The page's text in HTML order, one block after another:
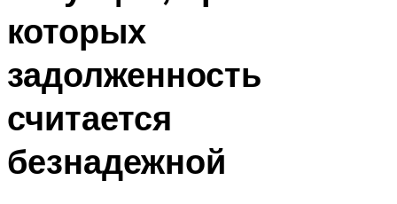
которых
задолженность
считается
безнадежной